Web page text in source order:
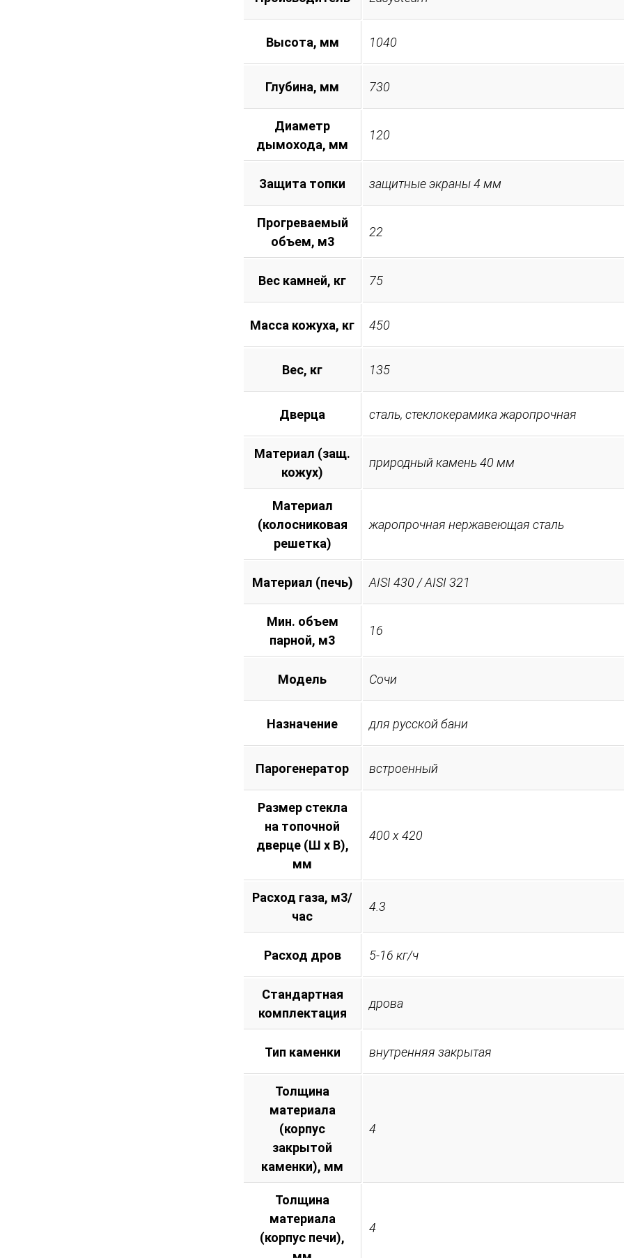
Высота, мм 1040
Глубина, мм 730
Диаметр
дымохода, мм
120
Защита топки защитные экраны 4 мм
Прогреваемый
объем, м3
22
Вес камней, кг 75
Масса кожуха, кг 450
Вес, кг 135
Дверца сталь, стеклокерамика жаропрочная
Материал (защ.
кожух)
природный камень 40 мм
Материал
(колосниковая
решетка)
жаропрочная нержавеющая сталь
Материал (печь) AISI 430 / AISI 321
Мин. объем
парной, м3
16
Модель Сочи
Назначение для русской бани
Парогенератор встроенный
Размер стекла
на топочной
дверце (Ш х В),
мм
400 х 420
Расход газа, м3/
час
4.3
Расход дров 5-16 кг/ч
Стандартная
комплектация
дрова
Тип каменки внутренняя закрытая
Толщина
материала
(корпус
закрытой
каменки), мм
4
Толщина
материала
(корпус печи),
4